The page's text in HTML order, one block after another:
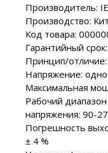
Производитель:
Производство:
Код товара:
Гарантийный
Принцип/отличие:
Напряжение:
Максимальная
Рабочий
напряжения: 90-
Погрешность
± 4 %